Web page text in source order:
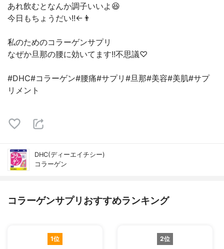
あれ飲むとなんか調子いいよ😆
今日もちょうだい!!←👨
私のためのコラーゲンサプリ
なぜか旦那の腰に効いてます!!不思議♡
#DHC#コラーゲン#腰痛#サプリ#旦那#美容#美肌#サプ
リメント
DHC(ディーエイチシー)
コラーゲン
コラーゲンサプリおすすめランキング
1位 2位